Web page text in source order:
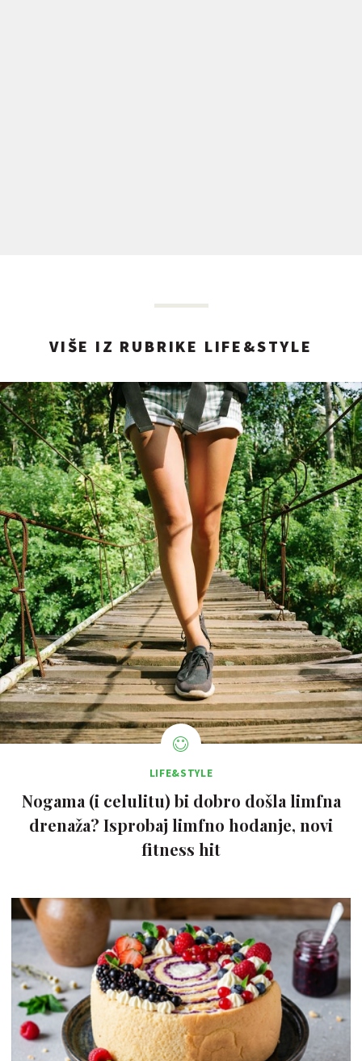
VIŠE IZ RUBRIKE LIFE&STYLE
LIFE&STYLE
Nogama (i celulitu) bi dobro došla limfna
drenaža? Isprobaj limfno hodanje, novi
fitness hit